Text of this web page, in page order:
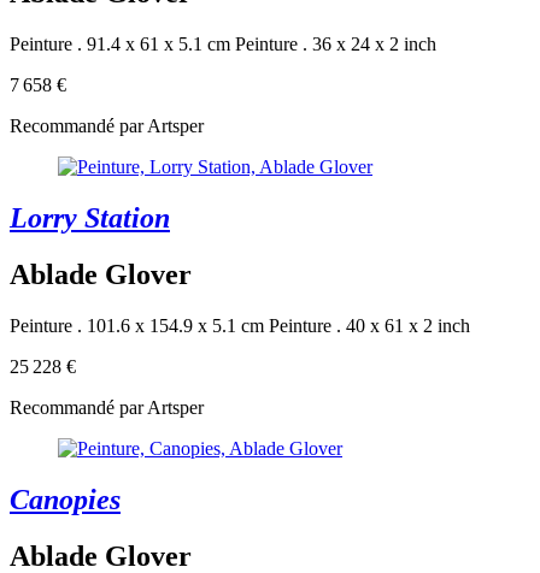
Peinture . 91.4 x 61 x 5.1 cm Peinture . 36 x 24 x 2 inch
7 658 €
Recommandé par Artsper
Lorry Station
Ablade Glover
Peinture . 101.6 x 154.9 x 5.1 cm Peinture . 40 x 61 x 2 inch
25 228 €
Recommandé par Artsper
Canopies
Ablade Glover